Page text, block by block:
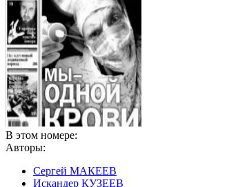
В этом номере:
Авторы:
Сергей МАКЕЕВ
Искандер КУЗЕЕВ